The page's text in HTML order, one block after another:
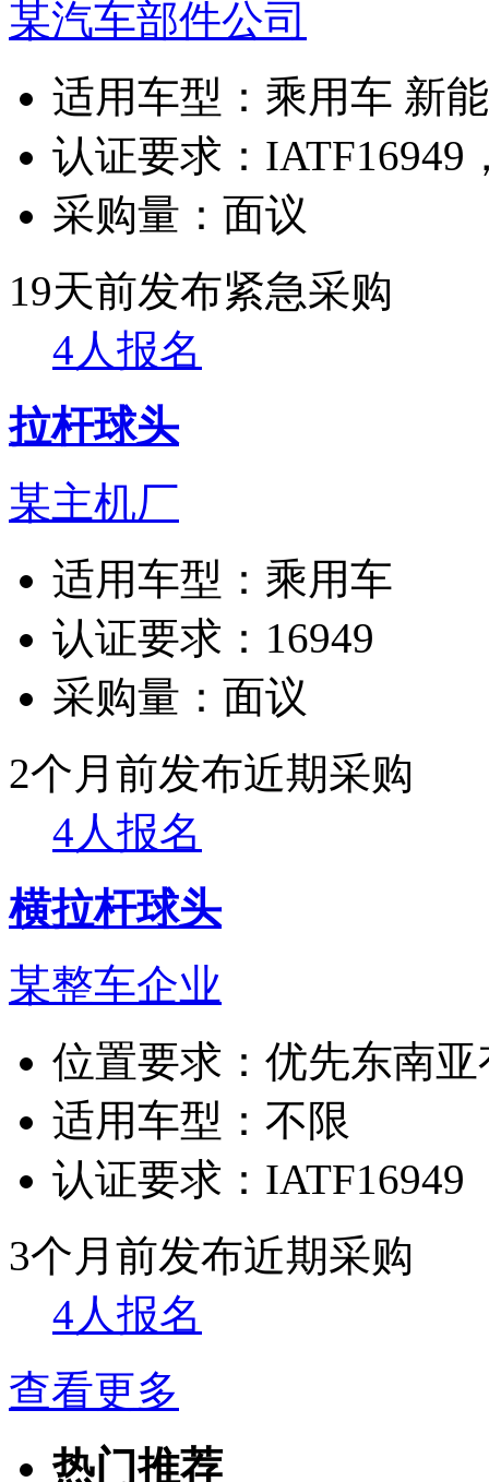
某汽车部件公司
适用车型： 乘用车 新
认证要求： IATF16949
采购量： 面议
19天前发布紧急采购
4人报名
拉杆球头
某主机厂
适用车型： 乘用车
认证要求： 16949
采购量： 面议
2个月前发布近期采购
4人报名
横拉杆球头
某整车企业
位置要求： 优先东南亚
适用车型： 不限
认证要求： IATF16949
3个月前发布近期采购
4人报名
查看更多
热门推荐